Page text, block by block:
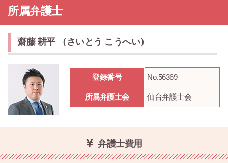
所属弁護士
齋藤 耕平 （さいとう こうへい）
登録番号 No.56369
所属弁護士会 仙台弁護士会
弁護士費用